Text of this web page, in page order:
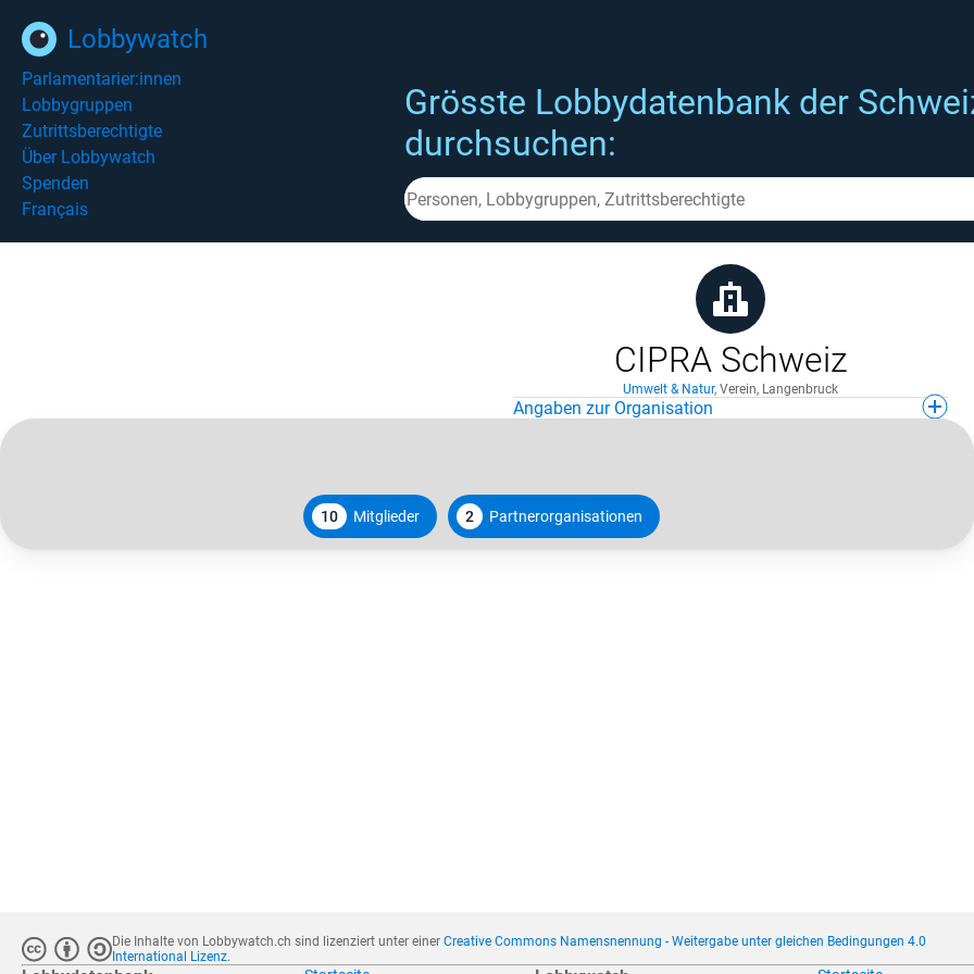
Lobbywatch
Parlamentarier:innen
Lobbygruppen
Zutrittsberechtigte
Über Lobbywatch
Spenden
Français
Grösste Lobbydatenbank der
durchsuchen:
CIPRA Schweiz
Umwelt & Natur, Verein, Langenbruck
Angaben zur Organisation
10 Mitglieder 2 Partnerorganisationen
Die Inhalte von Lobbywatch.ch sind lizenziert unter einerCreative Commons Namensnennung - Weitergabe unter gleichen Bedingungen 4.0
International Lizenz.